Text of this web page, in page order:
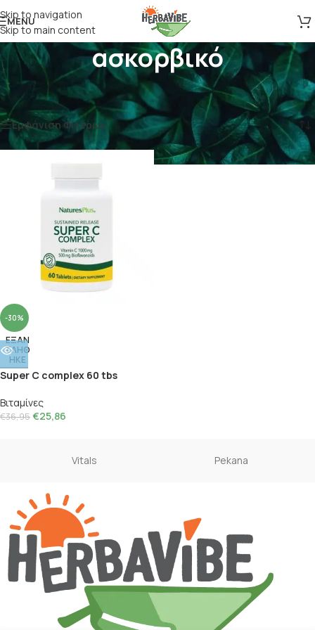
Skip to navigation
Skip to main content
MENU
ασκορβικό
Αρχική σελίδα/ Προϊόντα με ετικέτα “ασκορβικό”
Εμφάνιση του μοναδικού αποτελέσματος
Εμφάνιση Φίλτρων
-30%
ΕΞΑΝ
ΤΛΗΘ
ΗΚΕ
Super C complex 60 tbs
Βιταμίνες
€36,95 €25,86
Vitals Pekana